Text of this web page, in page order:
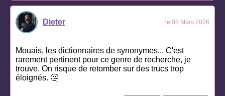
Dieter le 08 Mars 2026
Mouais, les dictionnaires de synonymes... C'est
rarement pertinent pour ce genre de recherche, je
trouve. On risque de retomber sur des trucs trop
éloignés. 🤔